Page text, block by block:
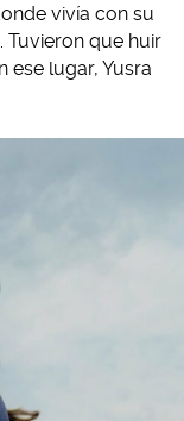
vivía con su
Tuvieron que huir
ese lugar, Yusra